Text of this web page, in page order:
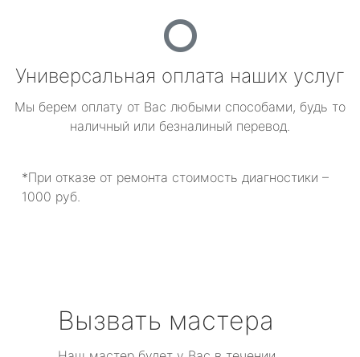
Универсальная оплата наших услуг
Мы берем оплату от Вас любыми способами, будь то
наличный или безналиный перевод.
*При отказе от ремонта стоимость диагностики –
1000 руб.
Вызвать мастера